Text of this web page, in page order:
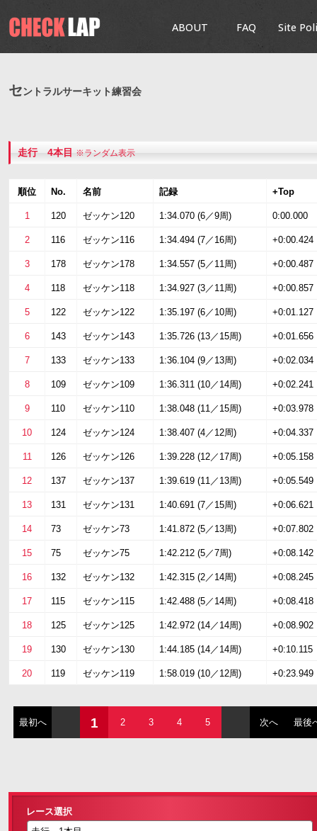
ABOUT FAQ Site
セントラルサーキット練習会
走行 4本目 ※ランダム表示
順位 No. 名前 記録 +Top
1 120 ゼッケン120 1:34.070 (6／9周) 0:00.000
2 116 ゼッケン116 1:34.494 (7／16周) +0:00.424
3 178 ゼッケン178 1:34.557 (5／11周) +0:00.487
4 118 ゼッケン118 1:34.927 (3／11周) +0:00.857
5 122 ゼッケン122 1:35.197 (6／10周) +0:01.127
6 143 ゼッケン143 1:35.726 (13／15周) +0:01.656
7 133 ゼッケン133 1:36.104 (9／13周) +0:02.034
8 109 ゼッケン109 1:36.311 (10／14周) +0:02.241
9 110 ゼッケン110 1:38.048 (11／15周) +0:03.978
10 124 ゼッケン124 1:38.407 (4／12周) +0:04.337
11 126 ゼッケン126 1:39.228 (12／17周) +0:05.158
12 137 ゼッケン137 1:39.619 (11／13周) +0:05.549
13 131 ゼッケン131 1:40.691 (7／15周) +0:06.621
14 73 ゼッケン73 1:41.872 (5／13周) +0:07.802
15 75 ゼッケン75 1:42.212 (5／7周) +0:08.142
16 132 ゼッケン132 1:42.315 (2／14周) +0:08.245
17 115 ゼッケン115 1:42.488 (5／14周) +0:08.418
18 125 ゼッケン125 1:42.972 (14／14周) +0:08.902
19 130 ゼッケン130 1:44.185 (14／14周) +0:10.115
20 119 ゼッケン119 1:58.019 (10／12周) +0:23.949
最初へ 1 2 3 4 5 次へ 最後
レース選択